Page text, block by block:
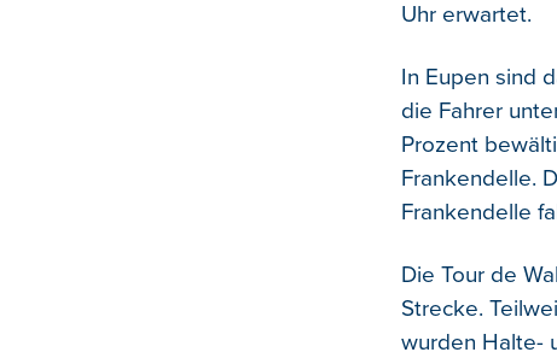
Uhr erwartet.
In Eupen sind
die Fahrer
Prozent
Frankendelle.
Frankendelle
Die Tour de
Strecke.
wurden Halte-